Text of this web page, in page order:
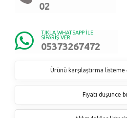
02
TIKLA WHATSAPP İLE
SİPARİŞ VER
05373267472
Ürünü karşılaştırma listeme
Fiyatı düşünce